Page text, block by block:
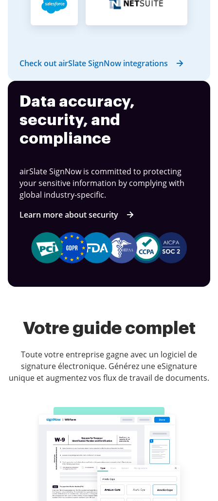
Check out airSlate SignNow integrations
Data accuracy,
security, and
compliance
airSlate SignNow is committed to protecting
your sensitive information by complying with
global industry-specific.
Learn more about security
Votre guide complet
Toute votre entreprise gagne avec un logiciel de
signature électronique. Générez une eSignature
unique et augmentez vos flux de travail de documents.